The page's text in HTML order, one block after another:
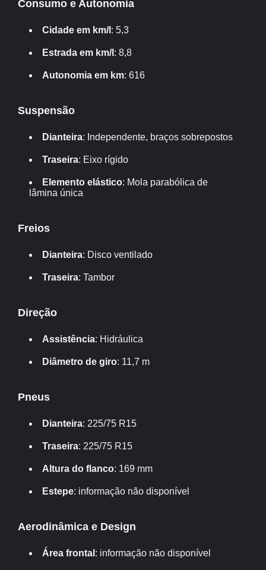
Consumo e Autonomia
Cidade em km/l : 5,3
Estrada em km/l : 8,8
Autonomia em km: 616
Suspensão
Dianteira: Independente, braços sobrepostos
Traseira: Eixo rígido
Elemento elástico: Mola parabólica de
lâmina única
Freios
Dianteira: Disco ventilado
Traseira: Tambor
Direção
Assistência: Hidráulica
Diâmetro de giro: 11,7 m
Pneus
Dianteira: 225/75 R15
Traseira: 225/75 R15
Altura do flanco: 169 mm
Estepe: informação não disponível
Aerodinâmica e Design
Área frontal : informação não disponível